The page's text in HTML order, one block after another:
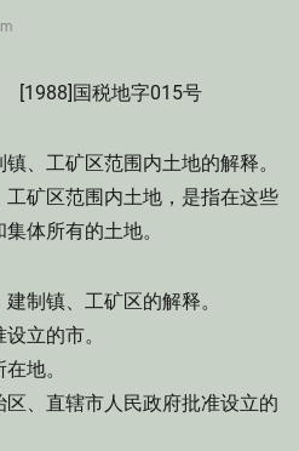
[1988]国税地字015号
、工矿区范围内土地的解释。
矿区范围内土地，是指在这些
体所有的土地。
镇、工矿区的解释。
立的市。
地。
、直辖市人民政府批准设立的